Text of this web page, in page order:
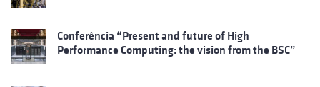
Conferência “Present and future of High
Performance Computing: the vision from the BSC”